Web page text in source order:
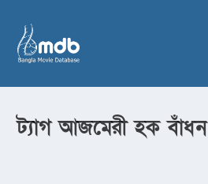
ট্যাগআজমেরী হক বাঁধন